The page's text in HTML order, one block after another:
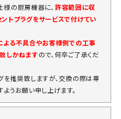
の厨房機器に、 許容範囲に収
トプラグをサービスで付けてい
る不具合やお客様側での工事
しかねますので、何卒ご了承くだ
推奨致しますが、交換の際は専
うお願い申し上げます。